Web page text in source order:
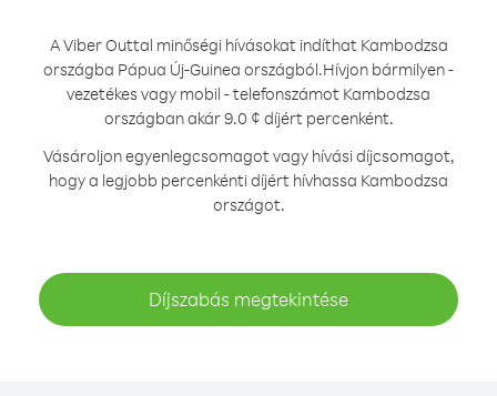
A Viber Outtal minőségi hívásokat indíthat Kambodzsa
országba Pápua Új-Guinea országból.Hívjon bármilyen -
vezetékes vagy mobil - telefonszámot Kambodzsa
országban akár 9.0 ¢ díjért percenként.
Vásároljon egyenlegcsomagot vagy hívási díjcsomagot,
hogy a legjobb percenkénti díjért hívhassa Kambodzsa
országot.
Díjszabás megtekintése